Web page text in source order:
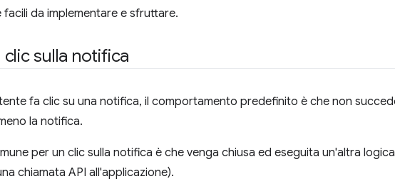
facili da implementare e sfruttare.
clic sulla notifica
fa clic su una notifica, il comportamento predefinito è che non
la notifica.
per un clic sulla notifica è che venga chiusa ed eseguita un'altra
chiamata API all'applicazione).